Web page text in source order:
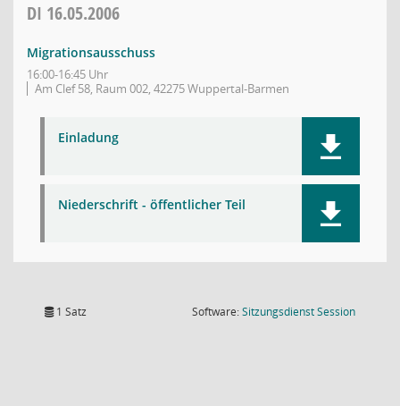
DI 16.05.2006
Migrationsausschuss
16:00-16:45 Uhr
Am Clef 58, Raum 002, 42275 Wuppertal-Barmen
Einladung
Niederschrift - öffentlicher Teil
1 Satz Software:SitzungsdienstSession(Wird in